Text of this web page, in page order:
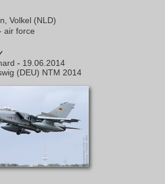
Volkel (NLD)
air force
- 19.06.2014
(DEU) NTM 2014